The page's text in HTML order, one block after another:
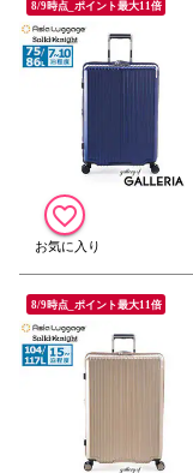
8/9時点_ポイント最大11倍
8/9時点_ポイント最大11倍